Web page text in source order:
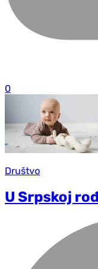
0
Društvo
U Srpskoj